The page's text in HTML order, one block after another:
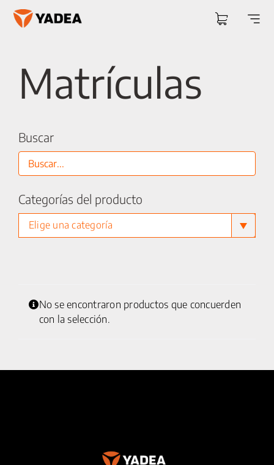
Saltar
Matrículas
No se encontraron productos que concuerden
con la selección.
Buscar
Categorías del producto
Elige una categoría